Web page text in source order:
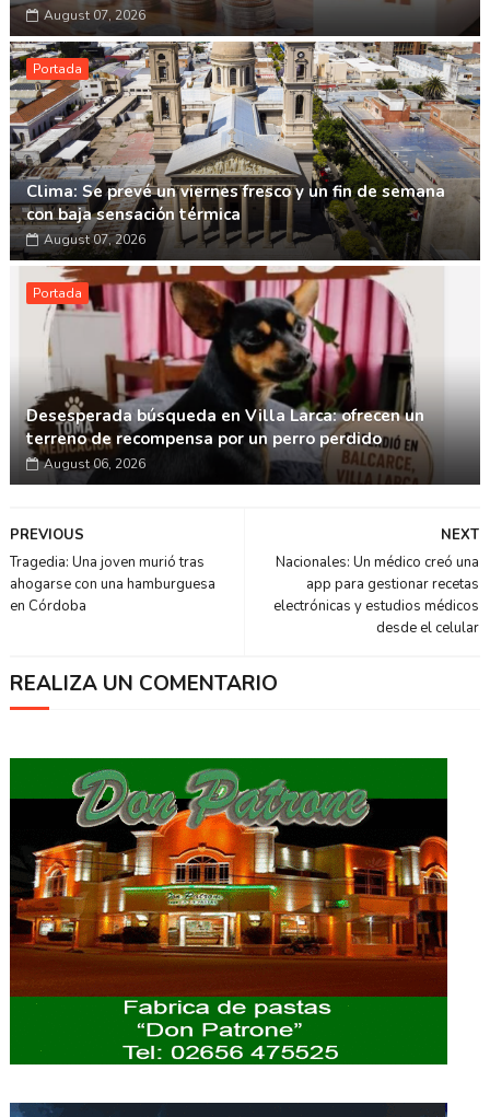
August 07, 2026
Portada
Clima: Se prevé un viernes fresco y un fin de semana
con baja sensación térmica
August 07, 2026
Portada
Desesperada búsqueda en Villa Larca: ofrecen un
terreno de recompensa por un perro perdido
August 06, 2026
NEXT
Nacionales: Un médico creó una
app para gestionar recetas
electrónicas y estudios médicos
desde el celular
PREVIOUS
Tragedia: Una joven murió tras
ahogarse con una hamburguesa
en Córdoba
REALIZA UN COMENTARIO